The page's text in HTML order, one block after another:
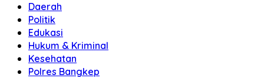
Daerah
Politik
Edukasi
Hukum & Kriminal
Kesehatan
Polres Bangkep